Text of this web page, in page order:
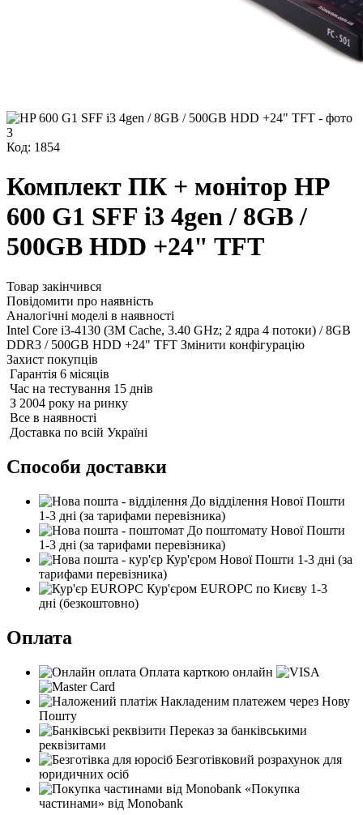
Код: 1854
Комплект ПК + монітор HP
600 G1 SFF i3 4gen / 8GB /
500GB HDD +24" TFT
Товар закінчився
Повідомити про наявність
Аналогічні моделі в наявності
Intel Core i3-4130 (3M Cache, 3.40 GHz; 2 ядра 4 потоки) / 8GB
DDR3 / 500GB HDD +24" TFT Змінити конфігурацію
Захист покупців
Гарантія 6 місяців
Час на тестування 15 днів
З 2004 року на ринку
Все в наявності
Доставка по всій Україні
Способи доставки
До відділення Нової Пошти
1-3 дні (за тарифами перевізника)
До поштомату Нової Пошти
1-3 дні (за тарифами перевізника)
Кур'єром Нової Пошти 1-3 дні (за
тарифами перевізника)
Кур'єром EUROPC по Києву 1-3
дні (безкоштовно)
Оплата
Оплата карткою онлайн
Накладеним платежем через Нову
Пошту
Переказ за банківськими
реквізитами
Безготівковий розрахунок для
юридичних осіб
«Покупка
частинами» від Monobank